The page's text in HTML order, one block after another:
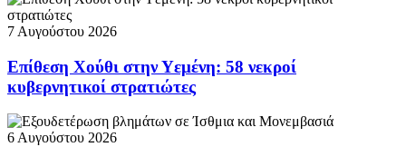
7 Αυγούστου 2026
Επίθεση Χούθι στην Υεμένη: 58 νεκροί
κυβερνητικοί στρατιώτες
6 Αυγούστου 2026